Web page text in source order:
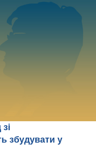
збудувати у